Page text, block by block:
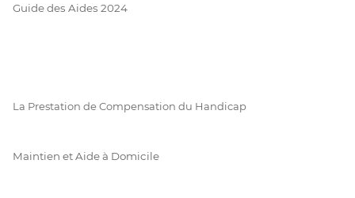
Guide des Aides 2024
La Prestation de Compensation du Handicap
Maintien et Aide à Domicile